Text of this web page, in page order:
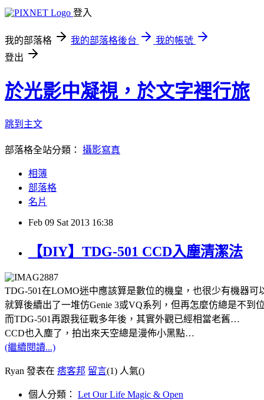
登入
我的部落格 我的部落格後台
我的帳號
登出
於光影中凝視，於文字裡行旅
跳到主文
部落格全站分類： 攝影寫真
相簿
部落格
名片
Feb 09 Sat 2013 16:38
【DIY】TDG-501 CCD入塵清潔法
TDG-501在LOMO迷中應該算是數位的機皇，也很少有機器可
就算後續出了一堆仿Genie 3或VQ系列，但再怎麼仿總是不到位
而TDG-501再跟我征戰多年後，其實外觀已經相當老舊…
CCD也入塵了，拍出來天空總是漫佈小黑點…
(繼續閱讀...)
Ryan 發表在 痞客邦 留言(1) 人氣()
個人分類： Let Our Life Magic & Open